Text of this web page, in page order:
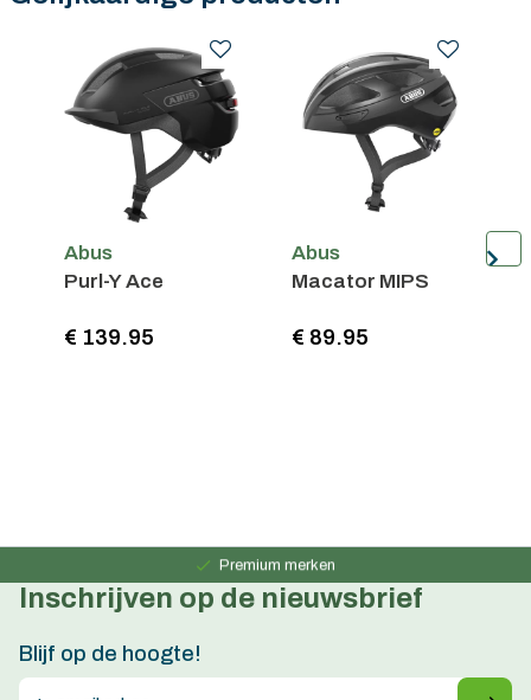
Abus
Purl-Y Ace
€ 139.95
Abus
Macator MIPS
€ 89.95
Premium merken
Persoonlijk advies
Inschrijven op de nieuwsbrief
Blijf op de hoogte!